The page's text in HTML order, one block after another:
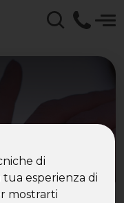
di
esperienza di
mostrarti